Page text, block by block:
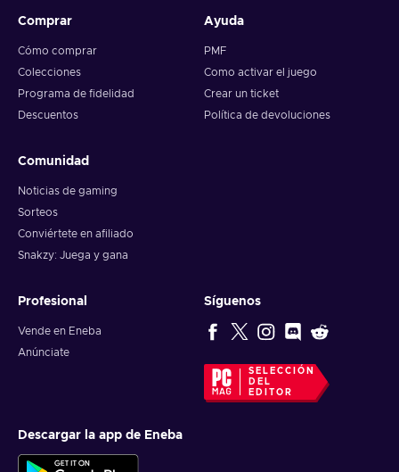
Comprar
Cómo comprar
Colecciones
Programa de fidelidad
Descuentos
Ayuda
PMF
Como activar el juego
Crear un ticket
Política de devoluciones
Comunidad
Noticias de gaming
Sorteos
Conviértete en afiliado
Snakzy: Juega y gana
Profesional
Vende en Eneba
Anúnciate
Síguenos
SELECCIÓN
DEL
EDITOR
Descargar la app de Eneba